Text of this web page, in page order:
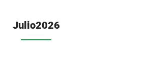
Julio2026